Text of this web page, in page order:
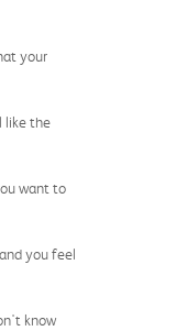
your
like the
want to
you feel
know